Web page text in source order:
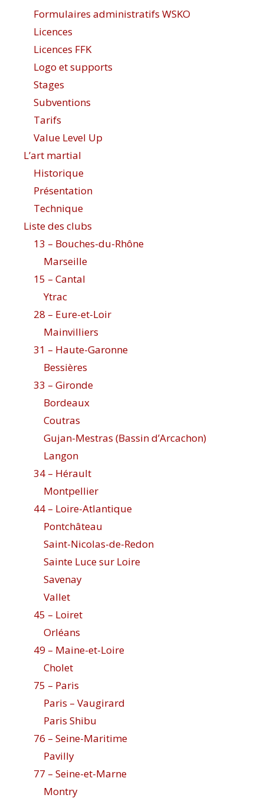
Formulaires administratifs WSKO
Licences
Licences FFK
Logo et supports
Stages
Subventions
Tarifs
Value Level Up
L’art martial
Historique
Présentation
Technique
Liste des clubs
13 – Bouches-du-Rhône
Marseille
15 – Cantal
Ytrac
28 – Eure-et-Loir
Mainvilliers
31 – Haute-Garonne
Bessières
33 – Gironde
Bordeaux
Coutras
Gujan-Mestras (Bassin d’Arcachon)
Langon
34 – Hérault
Montpellier
44 – Loire-Atlantique
Pontchâteau
Saint-Nicolas-de-Redon
Sainte Luce sur Loire
Savenay
Vallet
45 – Loiret
Orléans
49 – Maine-et-Loire
Cholet
75 – Paris
Paris – Vaugirard
Paris Shibu
76 – Seine-Maritime
Pavilly
77 – Seine-et-Marne
Montry